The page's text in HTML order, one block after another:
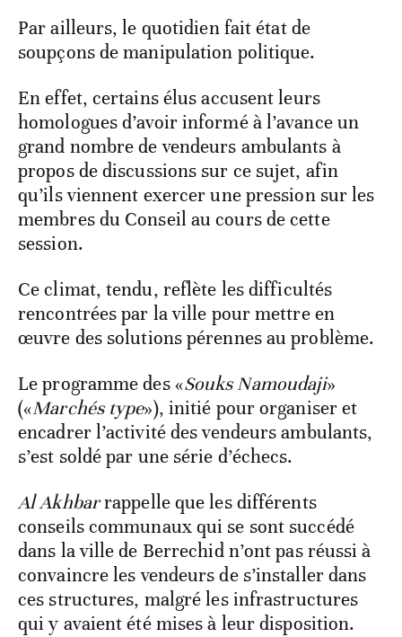
Par ailleurs, le quotidien fait état de
soupçons de manipulation politique.
En effet, certains élus accusent leurs
homologues d’avoir informé à l’avance un
grand nombre de vendeurs ambulants à
propos de discussions sur ce sujet, afin
qu’ils viennent exercer une pression sur les
membres du Conseil au cours de cette
session.
Ce climat, tendu, reflète les difficultés
rencontrées par la ville pour mettre en
œuvre des solutions pérennes au problème.
Le programme des «Souks Namoudaji»
(«Marchés type»), initié pour organiser et
encadrer l’activité des vendeurs ambulants,
s’est soldé par une série d’échecs.
Al Akhbarrappelle que les différents
conseils communaux qui se sont succédé
dans la ville de Berrechid n’ont pas réussi à
convaincre les vendeurs de s’installer dans
ces structures, malgré les infrastructures
qui y avaient été mises à leur disposition.